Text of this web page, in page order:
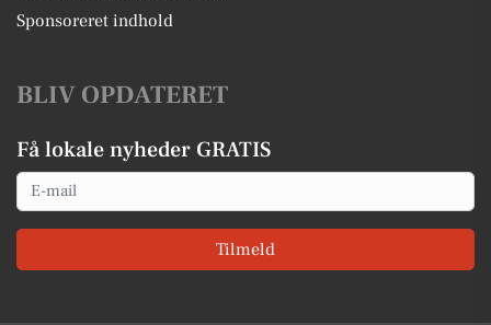
Sponsoreret indhold
BLIV OPDATERET
Få lokale nyheder GRATIS
Email
Tilmeld